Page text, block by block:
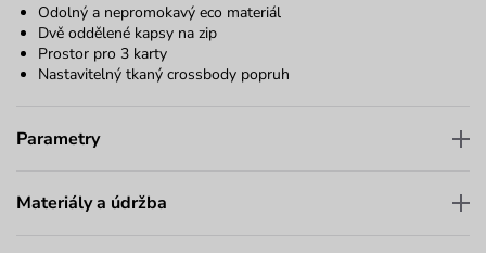
Odolný a nepromokavý eco materiál
Dvě oddělené kapsy na zip
Prostor pro 3 karty
Nastavitelný tkaný crossbody popruh
Parametry
Materiály a údržba